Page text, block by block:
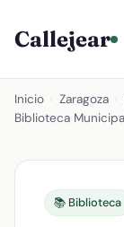
Callejear
Inicio Zaragoza
Biblioteca
📚 Biblioteca